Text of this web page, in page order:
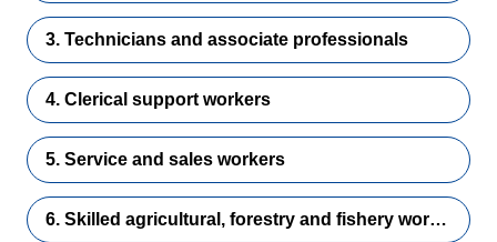
3. Technicians and associate professionals
4. Clerical support workers
5. Service and sales workers
6. Skilled agricultural, forestry and fishery workers